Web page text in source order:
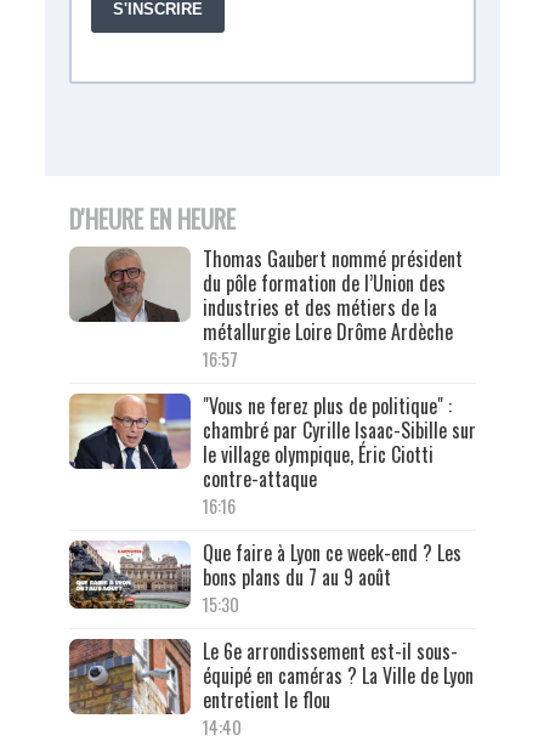
D'HEURE EN HEURE
Thomas Gaubert nommé président
du pôle formation de l’Union des
industries et des métiers de la
métallurgie Loire Drôme Ardèche
16:57
"Vous ne ferez plus de politique" :
chambré par Cyrille Isaac-Sibille sur
le village olympique, Éric Ciotti
contre-attaque
16:16
Que faire à Lyon ce week-end ? Les
bons plans du 7 au 9 août
15:30
Le 6e arrondissement est-il sous-
équipé en caméras ? La Ville de Lyon
entretient le flou
14:40